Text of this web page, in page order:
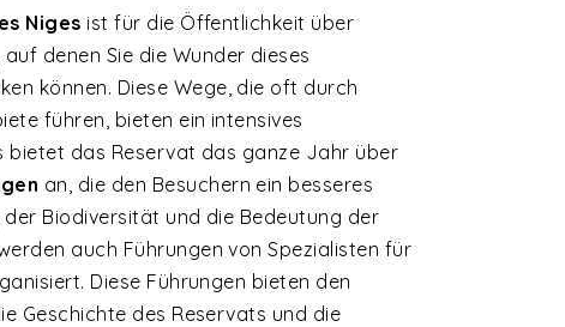
Niges ist für die Öffentlichkeit über
denen Sie die Wunder dieses
können. Diese Wege, die oft durch
führen, bieten ein intensives
bietet das Reservat das ganze Jahr über
an, die den Besuchern ein besseres
Biodiversität und die Bedeutung der
auch Führungen von Spezialisten für
Diese Führungen bieten den
Geschichte des Reservats und die